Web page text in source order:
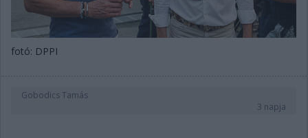
fotó: DPPI
Gobodics Tamás
3 napja